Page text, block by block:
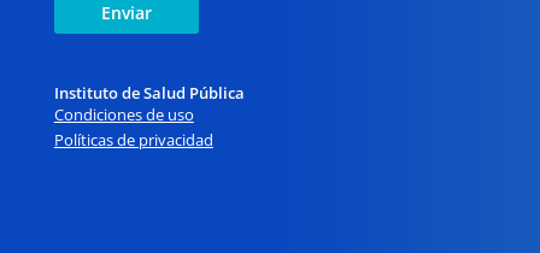
Enviar
Instituto de Salud Pública
Condiciones de uso
Políticas de privacidad